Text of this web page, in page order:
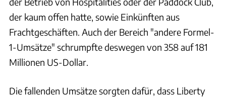
der kaum offen hatte, sowie Einkünften aus
Frachtgeschäften. Auch der Bereich "andere Formel-
1-Umsätze" schrumpfte deswegen von 358 auf 181
Millionen US-Dollar.
Die fallenden Umsätze sorgten dafür, dass Liberty